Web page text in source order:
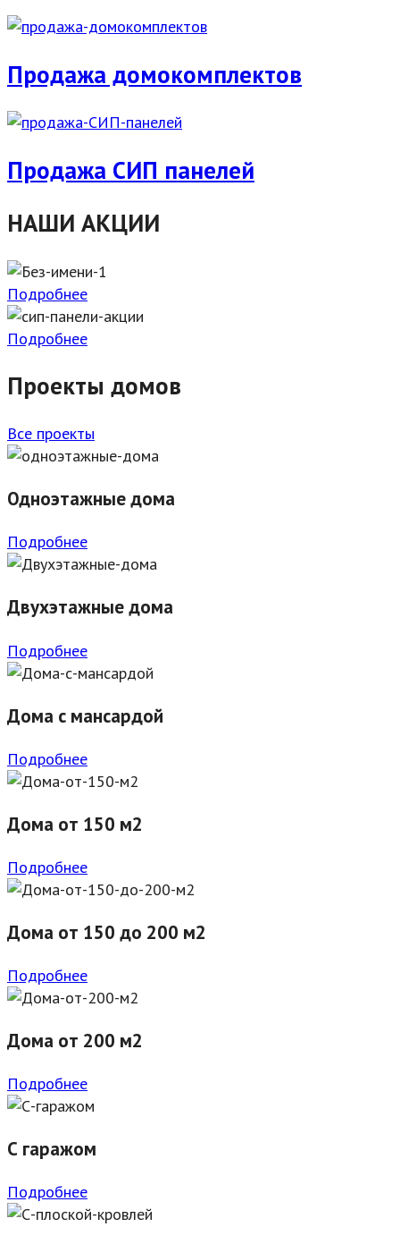
Продажа домокомплектов
Продажа СИП панелей
НАШИ АКЦИИ
Подробнее
Подробнее
Проекты домов
Все проекты
Одноэтажные дома
Подробнее
Двухэтажные дома
Подробнее
Дома с мансардой
Подробнее
Дома от 150 м2
Подробнее
Дома от 150 до 200 м2
Подробнее
Дома от 200 м2
Подробнее
С гаражом
Подробнее